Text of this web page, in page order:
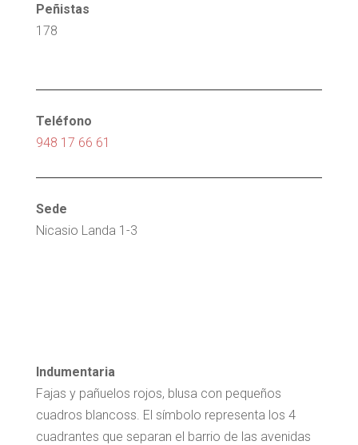
Peñistas
178
Teléfono
948 17 66 61
Sede
Nicasio Landa 1-3
Indumentaria
Fajas y pañuelos rojos, blusa con pequeños
cuadros blancoss. El símbolo representa los 4
cuadrantes que separan el barrio de las avenidas